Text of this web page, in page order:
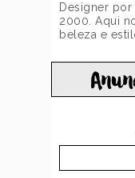
Designer
2000. Aqui
beleza e